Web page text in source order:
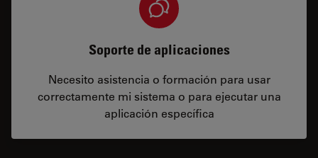
Soporte de aplicaciones
Necesito asistencia o formación para usar
correctamente mi sistema o para ejecutar una
aplicación específica